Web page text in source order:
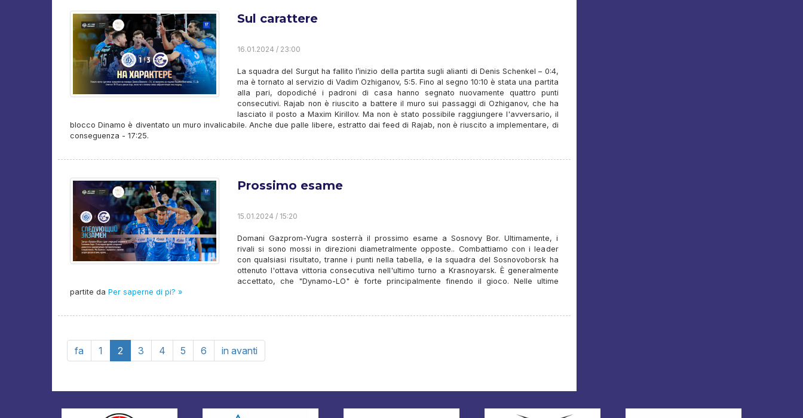
Sul carattere
16.01.2024 / 23:00
La squadra del Surgut ha fallito l’inizio della partita sugli alianti di Denis Schenkel – 0:4,
ma è tornato al servizio di Vadim Ozhiganov, 5:5. Fino al segno 10:10 è stata una partita
alla pari, dopodiché i padroni di casa hanno segnato nuovamente quattro punti
consecutivi. Rajab non è riuscito a battere il muro sui passaggi di Ozhiganov, che ha
lasciato il posto a Maxim Kirillov. Ma non è stato possibile raggiungere l'avversario, il
blocco Dinamo è diventato un muro invalicabile. Anche due palle libere, estratto dai feed di Rajab, non è riuscito a implementare, di
conseguenza - 17:25.
Prossimo esame
15.01.2024 / 15:20
Domani Gazprom-Yugra sosterrà il prossimo esame a Sosnovy Bor. Ultimamente, i
rivali si sono mossi in direzioni diametralmente opposte.. Combattiamo con i leader
con qualsiasi risultato, tranne i punti nella tabella, e la squadra del Sosnovoborsk ha
ottenuto l'ottava vittoria consecutiva nell'ultimo turno a Krasnoyarsk. È generalmente
accettato, che "Dynamo-LO" è forte principalmente finendo il gioco. Nelle ultime
partite da Per saperne di pi? »
fa 1 2 3 4 5 6 in avanti